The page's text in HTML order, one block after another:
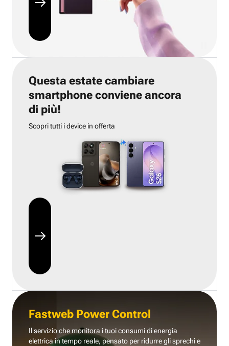
Questa estate cambiare
smartphone conviene ancora
di più!
Scopri tutti i device in offerta
Fastweb Power Control
Il servizio che monitora i tuoi consumi di energia
elettrica in tempo reale, pensato per ridurre gli sprechi e